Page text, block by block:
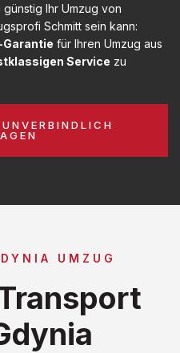
Ihr Umzug von
Schmitt sein kann:
für Ihren Umzug aus
Service zu
UMZUG